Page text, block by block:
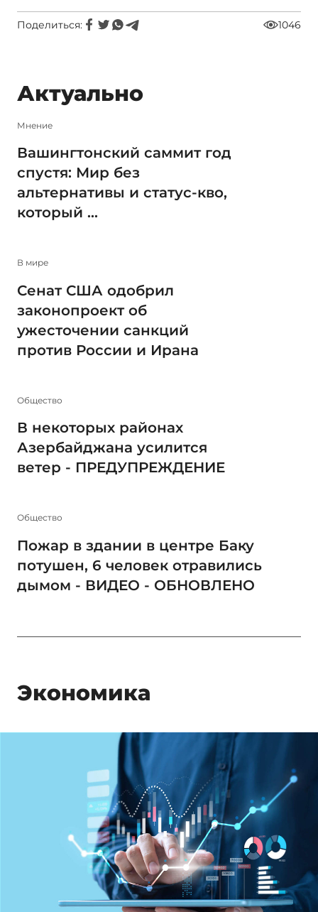
Поделиться: 1046
Актуально
Мнение
Вашингтонский саммит год
спустя: Мир без
альтернативы и статус-кво,
который ...
В мире
Сенат США одобрил
законопроект об
ужесточении санкций
против России и Ирана
Общество
В некоторых районах
Азербайджана усилится
ветер - ПРЕДУПРЕЖДЕНИЕ
Общество
Пожар в здании в центре Баку
потушен, 6 человек отравились
дымом - ВИДЕО - ОБНОВЛЕНО
Экономика